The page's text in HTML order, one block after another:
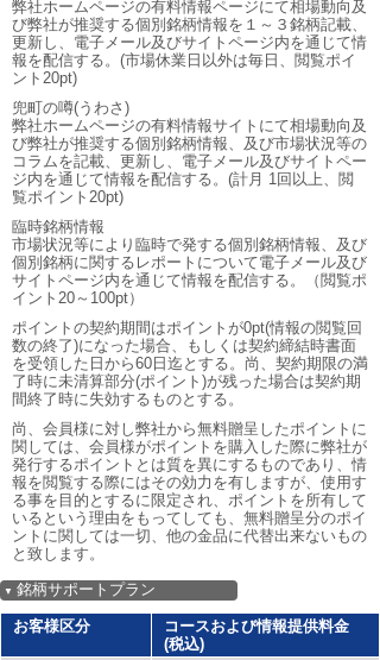
弊社ホームページの有料情報ページにて相場動向及
び弊社が推奨する個別銘柄情報を１～３銘柄記載、
更新し、電子メール及びサイトページ内を通じて情
報を配信する。(市場休業日以外は毎日、閲覧ポイ
ント20pt)
兜町の噂(うわさ)
弊社ホームページの有料情報サイトにて相場動向及
び弊社が推奨する個別銘柄情報、及び市場状況等の
コラムを記載、更新し、電子メール及びサイトペー
ジ内を通じて情報を配信する。(計月 1回以上、閲
覧ポイント20pt)
臨時銘柄情報
市場状況等により臨時で発する個別銘柄情報、及び
個別銘柄に関するレポートについて電子メール及び
サイトページ内を通じて情報を配信する。（閲覧ポ
イント20～100pt）
ポイントの契約期間はポイントが0pt(情報の閲覧回
数の終了)になった場合、もしくは契約締結時書面
を受領した日から60日迄とする。尚、契約期限の満
了時に未清算部分(ポイント)が残った場合は契約期
間終了時に失効するものとする。
尚、会員様に対し弊社から無料贈呈したポイントに
関しては、会員様がポイントを購入した際に弊社が
発行するポイントとは質を異にするものであり、情
報を閲覧する際にはその効力を有しますが、使用す
る事を目的とするに限定され、ポイントを所有して
いるという理由をもってしても、無料贈呈分のポイ
ントに関しては一切、他の金品に代替出来ないもの
と致します。
▼ 銘柄サポートプラン
お客様区分
コースおよび情報提供料金
(税込)